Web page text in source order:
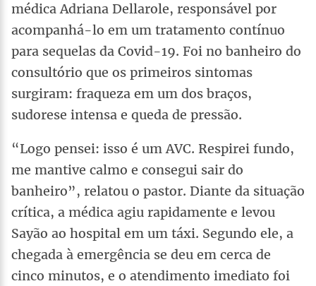
médica Adriana Dellarole, responsável por
acompanhá-lo em um tratamento contínuo
para sequelas da Covid-19. Foi no banheiro do
consultório que os primeiros sintomas
surgiram: fraqueza em um dos braços,
sudorese intensa e queda de pressão.
“Logo pensei: isso é um AVC. Respirei fundo,
me mantive calmo e consegui sair do
banheiro”, relatou o pastor. Diante da situação
crítica, a médica agiu rapidamente e levou
Sayão ao hospital em um táxi. Segundo ele, a
chegada à emergência se deu em cerca de
cinco minutos, e o atendimento imediato foi